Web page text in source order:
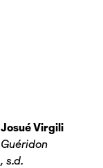
Josué Virgili
Guéridon
, s.d.